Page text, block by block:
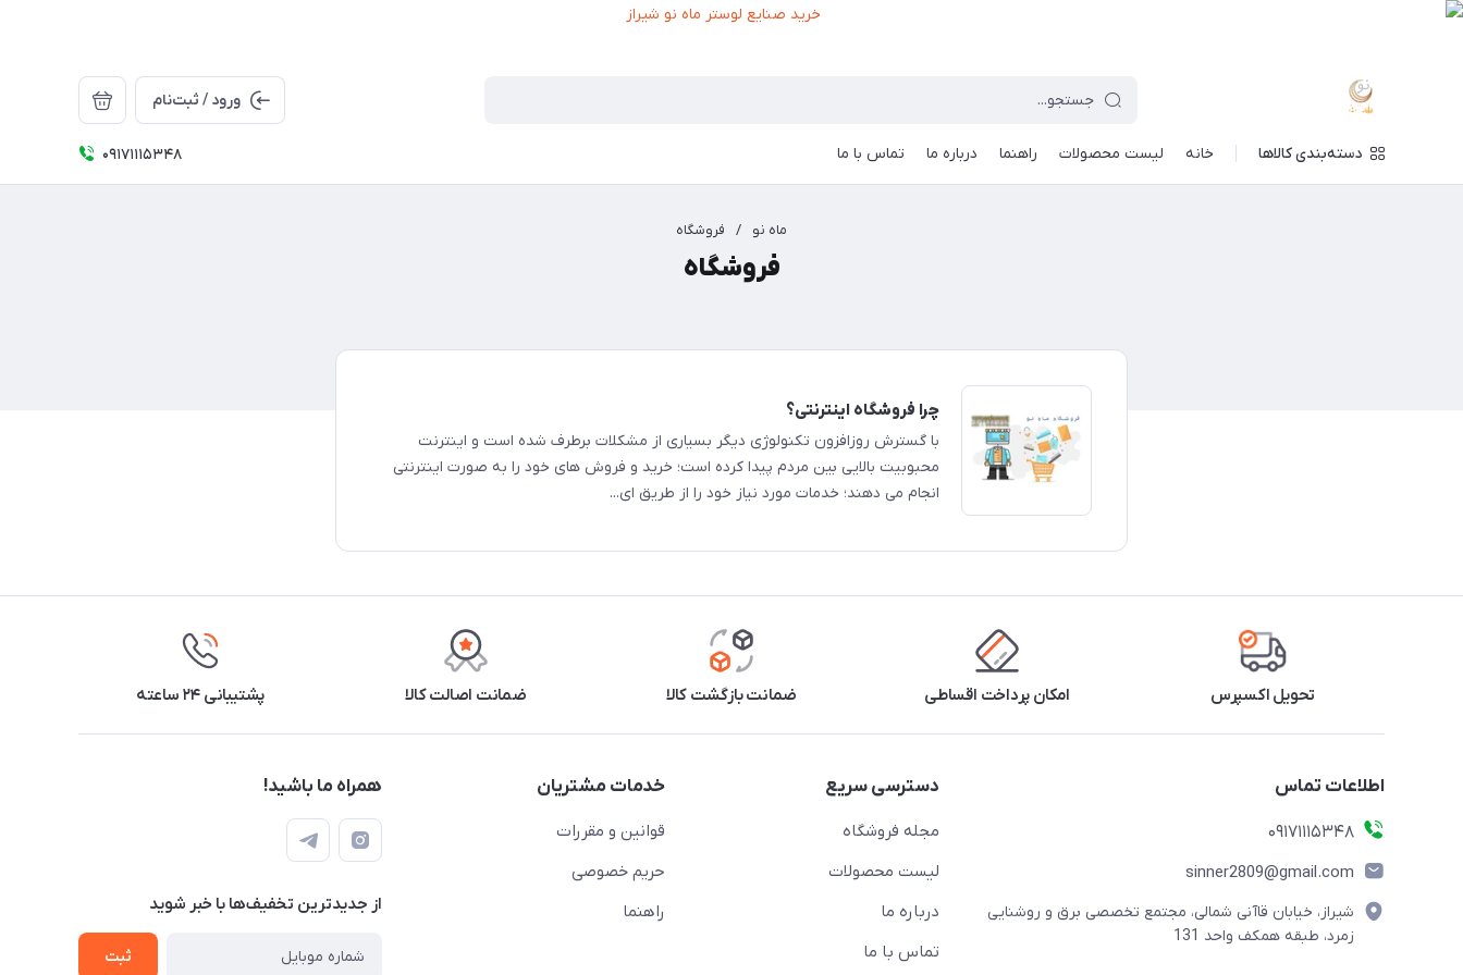
ورود / ثبت‌نام
دسته‌بندی کالاها خانه لیست محصولات راهنما درباره ما تماس با ما 09171115348
ماه نو / فروشگاه
فروشگاه
چرا فروشگاه اینترنتی؟
با گسترش روزافزون تکنولوژی دیگر بسیاری از مشکلات برطرف شده است و اینترنت
محبوبیت بالایی بین مردم پیدا کرده است؛ خرید و فروش های خود را به صورت اینترنتی
انجام می دهند؛ خدمات مورد نیاز خود را از طریق ای...
تحویل اکسپرس امکان پرداخت اقساطی ضمانت بازگشت کالا ضمانت اصالت کالا پشتیبانی ۲۴ ساعته
اطلاعات تماس
09171115348
sinner2809@gmail.com
شیراز، خیابان قاآنی شمالی، مجتمع تخصصی برق و روشنایی
زمرد، طبقه همکف واحد 131
دسترسی سریع
مجله فروشگاه
لیست محصولات
درباره ما
تماس با ما
خدمات مشتریان
قوانین و مقررات
حریم خصوصی
راهنما
همراه ما باشید!
از جدید‌ترین تخفیف‌ها با‌ خبر شوید
ثبت